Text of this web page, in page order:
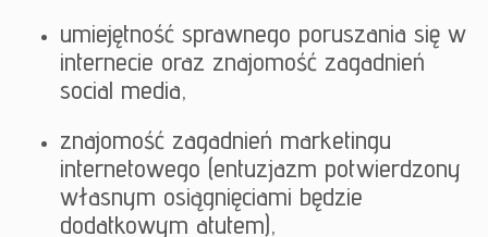
umiejętność sprawnego poruszania się w
internecie oraz znajomość zagadnień
social media,
znajomość zagadnień marketingu
internetowego (entuzjazm potwierdzony
własnym osiągnięciami będzie
dodatkowym atutem),